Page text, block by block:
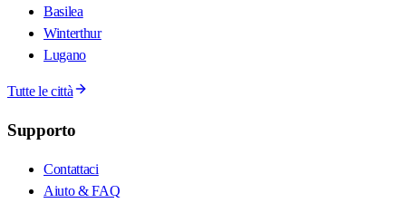
Basilea
Winterthur
Lugano
Tutte le città
Supporto
Contattaci
Aiuto & FAQ